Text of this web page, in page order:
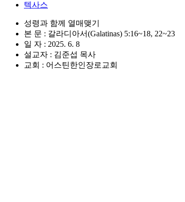
텍사스
성령과 함께 열매맺기
본 문 : 갈라디아서(Galatinas) 5:16~18, 22~23
일 자 : 2025. 6. 8
설교자 : 김준섭 목사
교회 : 어스틴한인장로교회